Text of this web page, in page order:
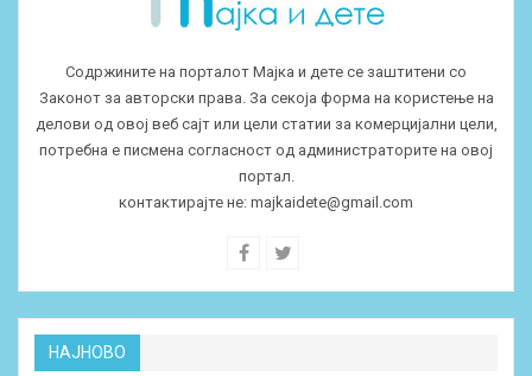
Содржините на порталот Мајка и дете се заштитени со
Законот за авторски права. За секоја форма на користење на
делови од овој веб сајт или цели статии за комерцијални цели,
потребна е писмена согласност од администраторите на овој
портал.
контактирајте не: majkaidete@gmail.com
НАЈНОВО